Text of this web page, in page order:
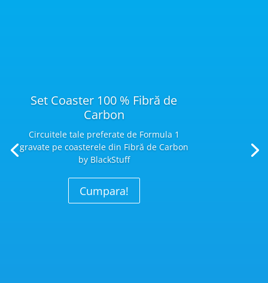
Set Coaster 100 % Fibră de
Carbon
Circuitele tale preferate de Formula 1
gravate pe coasterele din Fibră de Carbon
by BlackStuff
Cumpara!